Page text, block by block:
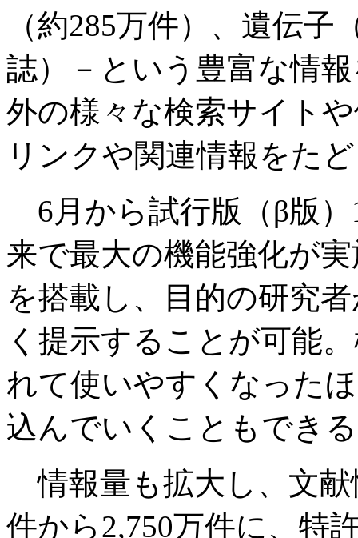
（約285万件）、遺伝
誌）－という豊富な情
外の様々な検索サイト
リンクや関連情報をた
6月から試行版（β版）
来で最大の機能強化が
を搭載し、目的の研究
く提示することが可能
れて使いやすくなった
込んでいくこともでき
情報量も拡大し、文献
件から2,750万件に、特